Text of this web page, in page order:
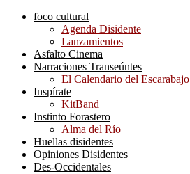
foco cultural
Agenda Disidente
Lanzamientos
Asfalto Cinema
Narraciones Transeúntes
El Calendario del Escarabajo
Inspírate
KitBand
Instinto Forastero
Alma del Río
Huellas disidentes
Opiniones Disidentes
Des-Occidentales